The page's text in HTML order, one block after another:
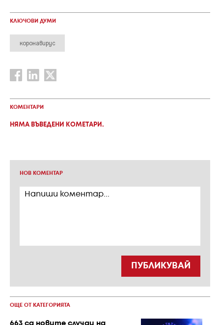
КЛЮЧОВИ ДУМИ
коронавирус
КОМЕНТАРИ
НЯМА ВЪВЕДЕНИ КОМЕТАРИ.
НОВ КОМЕНТАР
ПУБЛИКУВАЙ
ОЩЕ ОТ КАТЕГОРИЯТА